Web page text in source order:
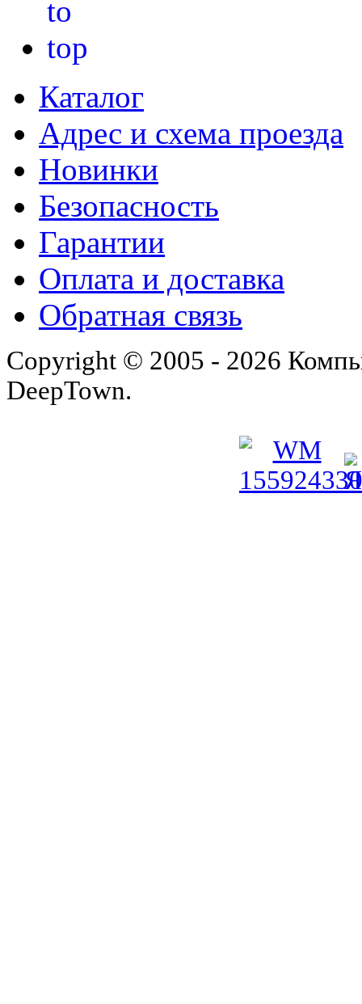
Каталог
Адрес и схема проезда
Новинки
Безопасность
Гарантии
Оплата и доставка
Обратная связь
Copyright © 2005 - 2026
DeepTown.